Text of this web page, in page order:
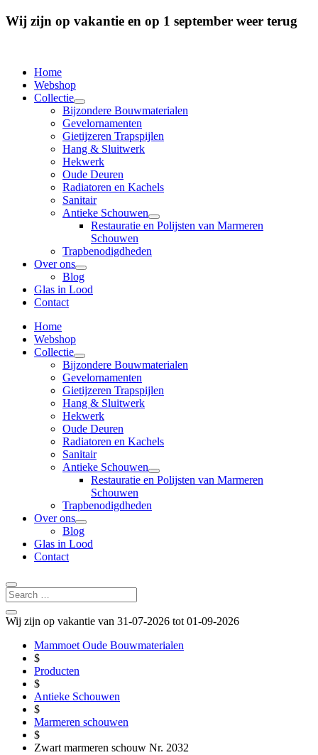
Wij zijn op vakantie en op 1 september weer terug
Home
Webshop
Collectie
Bijzondere Bouwmaterialen
Gevelornamenten
Gietijzeren Trapspijlen
Hang & Sluitwerk
Hekwerk
Oude Deuren
Radiatoren en Kachels
Sanitair
Antieke Schouwen
Restauratie en Polijsten van Marmeren
Schouwen
Trapbenodigdheden
Over ons
Blog
Glas in Lood
Contact
Home
Webshop
Collectie
Bijzondere Bouwmaterialen
Gevelornamenten
Gietijzeren Trapspijlen
Hang & Sluitwerk
Hekwerk
Oude Deuren
Radiatoren en Kachels
Sanitair
Antieke Schouwen
Restauratie en Polijsten van Marmeren
Schouwen
Trapbenodigdheden
Over ons
Blog
Glas in Lood
Contact
Wij zijn op vakantie van 31-07-2026 tot 01-09-2026
Mammoet Oude Bouwmaterialen
$
Producten
$
Antieke Schouwen
$
Marmeren schouwen
$
Zwart marmeren schouw Nr. 2032